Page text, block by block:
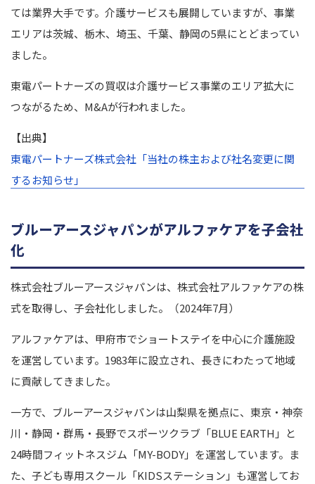
ては業界大手です。介護サービスも展開していますが、事業
エリアは茨城、栃木、埼玉、千葉、静岡の5県にとどまってい
ました。
東電パートナーズの買収は介護サービス事業のエリア拡大に
つながるため、M&Aが行われました。
【出典】
東電パートナーズ株式会社「当社の株主および社名変更に関
するお知らせ」
ブルーアースジャパンがアルファケアを子会社
化
株式会社ブルーアースジャパンは、株式会社アルファケアの株
式を取得し、子会社化しました。（2024年7月）
アルファケアは、甲府市でショートステイを中心に介護施設
を運営しています。1983年に設立され、長きにわたって地域
に貢献してきました。
一方で、ブルーアースジャパンは山梨県を拠点に、東京・神奈
川・静岡・群馬・長野でスポーツクラブ「BLUE EARTH」と
24時間フィットネスジム「MY-BODY」を運営しています。ま
た、子ども専用スクール「KIDSステーション」も運営してお